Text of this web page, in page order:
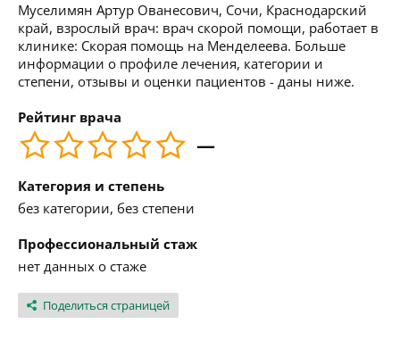
Муселимян Артур Ованесович, Сочи, Краснодарский
край, взрослый врач: врач скорой помощи, работает в
клинике: Скорая помощь на Менделеева. Больше
информации о профиле лечения, категории и
степени, отзывы и оценки пациентов - даны ниже.
Рейтинг врача
—
Категория и степень
без категории, без степени
Профессиональный стаж
нет данных о стаже
Поделиться страницей